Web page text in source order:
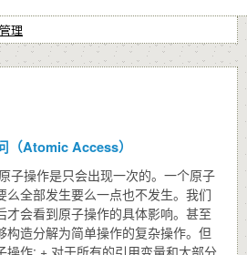
管理
（Atomic Access）
子操作是只会出现一次的。一个原子
么全部发生要么一点也不发生。我们
才会看到原子操作的具体影响。甚至
构造分解为简单操作的复杂操作。但
操作: + 对于所有的引用变量和大部分